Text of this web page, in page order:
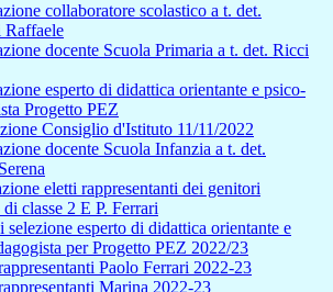
collaboratore scolastico a t. det.
docente Scuola Primaria a t. det. Ricci
esperto di didattica orientante e psico-
Progetto PEZ
Consiglio d'Istituto 11/11/2022
docente Scuola Infanzia a t. det.
eletti rappresentanti dei genitori
classe 2 E P. Ferrari
selezione esperto di didattica orientante e
per Progetto PEZ 2022/23
Paolo Ferrari 2022-23
Marina 2022-23